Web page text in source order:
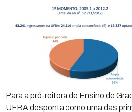
Para a pró-reitora de Ensino de
UFBA desponta como uma das